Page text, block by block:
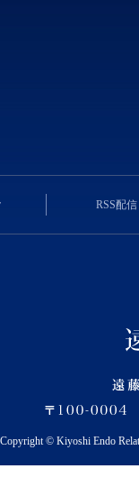
RSS配信
Copyright © Kiyoshi Endo